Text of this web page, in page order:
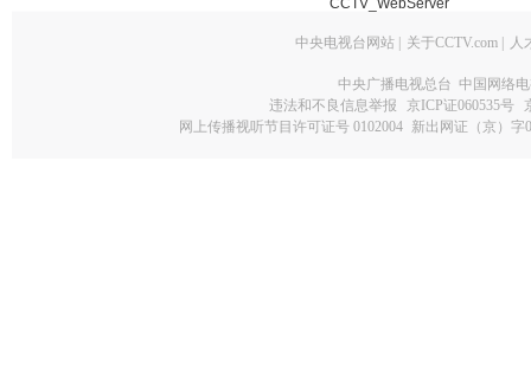
CCTV_WebServer
中央电视台网站 关于CCTV.com 人
中央广播电视总台 中国网络
违法和不良信息举报
京ICP证060535号
网上传播视听节目许可证号 0102004 新出网证（京）